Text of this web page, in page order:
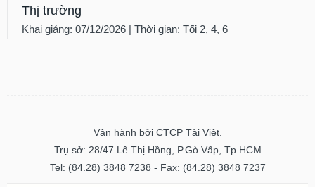
Thị trường
Khai giảng: 07/12/2026 | Thời gian: Tối 2, 4, 6
Vận hành bởi CTCP Tài Việt.
Trụ sở: 28/47 Lê Thị Hồng, P.Gò Vấp, Tp.HCM
Tel: (84.28) 3848 7238 - Fax: (84.28) 3848 7237